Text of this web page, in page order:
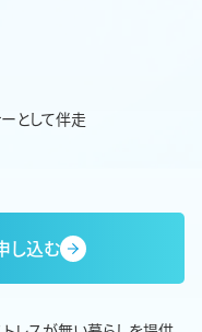
として伴走
し込む